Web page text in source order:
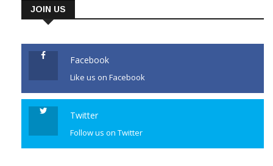
JOIN US
Facebook
Like us on Facebook
Twitter
Follow us on Twitter